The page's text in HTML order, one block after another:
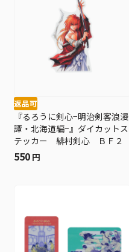
返品可
『るろうに剣心−明治剣客浪漫
譚・北海道編−』ダイカットス
テッカー 緋村剣心 ＢＦ２
550 円